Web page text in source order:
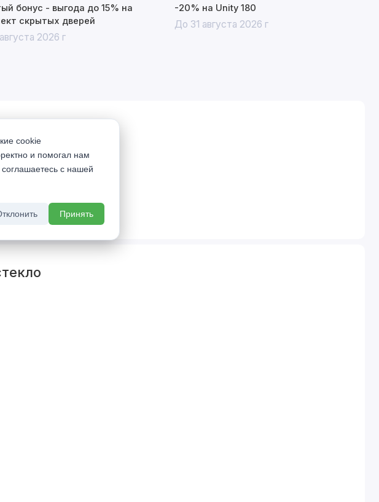
бонус - выгода до 15% на
скрытых дверей
2026 г
-20% на Unity 180
До 31 августа 2026 г
дверях.
и
cookie
и помогал нам
с нашей
Принять